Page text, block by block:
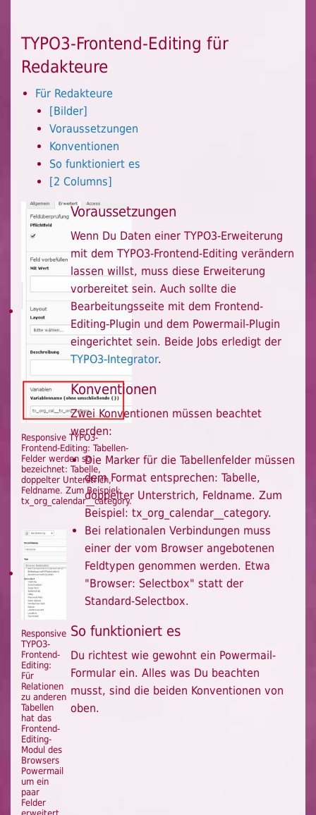
TYPO3-Frontend-Editing für
Redakteure
Für Redakteure
[Bilder]
Voraussetzungen
Konventionen
So funktioniert es
[2 Columns]
Responsive TYPO3-
Frontend-Editing: Tabellen-
Felder werden so
bezeichnet: Tabelle,
doppelter Unterstrich,
Feldname. Zum Beispiel:
tx_org_calendar__category.
Responsive
TYPO3-
Frontend-
Editing:
Für
Relationen
zu anderen
Tabellen
hat das
Frontend-
Editing-
Modul des
Browsers
Powermail
um ein
paar
Felder
Voraussetzungen
Wenn Du Daten einer TYPO3-Erweiterung
mit dem TYPO3-Frontend-Editing verändern
lassen willst, muss diese Erweiterung
vorbereitet sein. Auch sollte die
Bearbeitungsseite mit dem Frontend-
Editing-Plugin und dem Powermail-Plugin
eingerichtet sein. Beide Jobs erledigt der
TYPO3-Integrator.
Konventionen
Zwei Konventionen müssen beachtet
werden:
Die Marker für die Tabellenfelder müssen
dem Format entsprechen: Tabelle,
doppelter Unterstrich, Feldname. Zum
Beispiel: tx_org_calendar__category.
Bei relationalen Verbindungen muss
einer der vom Browser angebotenen
Feldtypen genommen werden. Etwa
"Browser: Selectbox" statt der
Standard-Selectbox.
So funktioniert es
Du richtest wie gewohnt ein Powermail-
Formular ein. Alles was Du beachten
musst, sind die beiden Konventionen von
oben.